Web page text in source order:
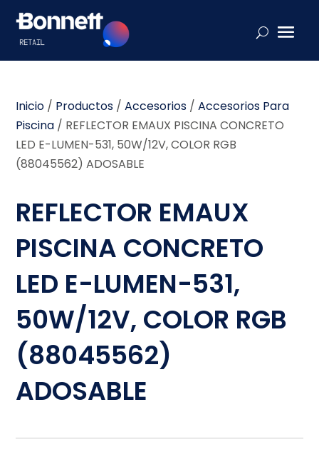
Inicio / Productos /Accesorios /Accesorios Para
Piscina / REFLECTOR EMAUX PISCINA CONCRETO
LED E-LUMEN-531, 50W/12V, COLOR RGB
(88045562) ADOSABLE
REFLECTOR EMAUX
PISCINA CONCRETO
LED E-LUMEN-531,
50W/12V, COLOR RGB
(88045562)
ADOSABLE